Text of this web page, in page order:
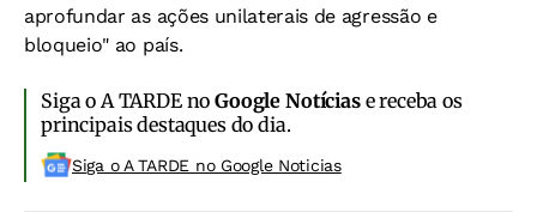
aprofundar as ações unilaterais de agressão e
bloqueio" ao país.
Siga o A TARDE noGoogle Notíciase receba os
principais destaques do dia.
Siga o A TARDE no Google Noticias